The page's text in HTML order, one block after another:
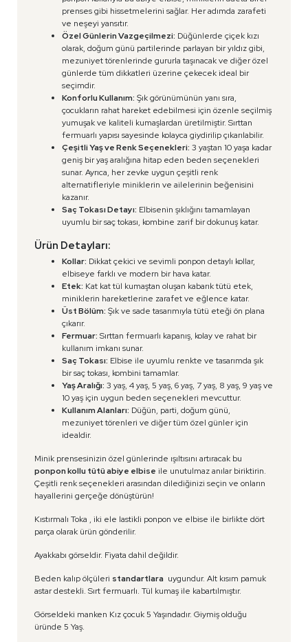
prenses gibi hissetmelerini sağlar. Her adımda zarafeti
ve neşeyi yansıtır.
Özel Günlerin Vazgeçilmezi: Düğünlerde çiçek kızı
olarak, doğum günü partilerinde parlayan bir yıldız gibi,
mezuniyet törenlerinde gururla taşınacak ve diğer özel
günlerde tüm dikkatleri üzerine çekecek ideal bir
seçimdir.
Konforlu Kullanım: Şık görünümünün yanı sıra,
çocukların rahat hareket edebilmesi için özenle seçilmiş
yumuşak ve kaliteli kumaşlardan üretilmiştir. Sırttan
fermuarlı yapısı sayesinde kolayca giydirilip çıkarılabilir.
Çeşitli Yaş ve Renk Seçenekleri: 3 yaştan 10 yaşa kadar
geniş bir yaş aralığına hitap eden beden seçenekleri
sunar. Ayrıca, her zevke uygun çeşitli renk
alternatifleriyle miniklerin ve ailelerinin beğenisini
kazanır.
Saç Tokası Detayı: Elbisenin şıklığını tamamlayan
uyumlu bir saç tokası, kombine zarif bir dokunuş katar.
Ürün Detayları:
Kollar: Dikkat çekici ve sevimli ponpon detaylı kollar,
elbiseye farklı ve modern bir hava katar.
Etek: Kat kat tül kumaştan oluşan kabarık tütü etek,
miniklerin hareketlerine zarafet ve eğlence katar.
Üst Bölüm: Şık ve sade tasarımıyla tütü eteği ön plana
çıkarır.
Fermuar: Sırttan fermuarlı kapanış, kolay ve rahat bir
kullanım imkanı sunar.
Saç Tokası: Elbise ile uyumlu renkte ve tasarımda şık
bir saç tokası, kombini tamamlar.
Yaş Aralığı: 3 yaş, 4 yaş, 5 yaş, 6 yaş, 7 yaş, 8 yaş, 9 yaş ve
10 yaş için uygun beden seçenekleri mevcuttur.
Kullanım Alanları: Düğün, parti, doğum günü,
mezuniyet törenleri ve diğer tüm özel günler için
idealdir.
Minik prensesinizin özel günlerinde ışıltısını artıracak bu
ponpon kollu tütü abiye elbise ile unutulmaz anılar biriktirin.
Çeşitli renk seçenekleri arasından dilediğinizi seçin ve onların
hayallerini gerçeğe dönüştürün!
Kıstırmalı Toka , iki ele lastikli ponpon ve elbise ile birlikte dört
parça olarak ürün gönderilir.
Ayakkabı görseldir. Fiyata dahil değildir.
Beden kalıp ölçüleri standartlara uygundur. Alt kısım pamuk
astar destekli. Sırt fermuarlı. Tül kumaş ile kabartılmıştır.
Görseldeki manken Kız çocuk 5 Yaşındadır. Giymiş olduğu
üründe 5 Yaş.